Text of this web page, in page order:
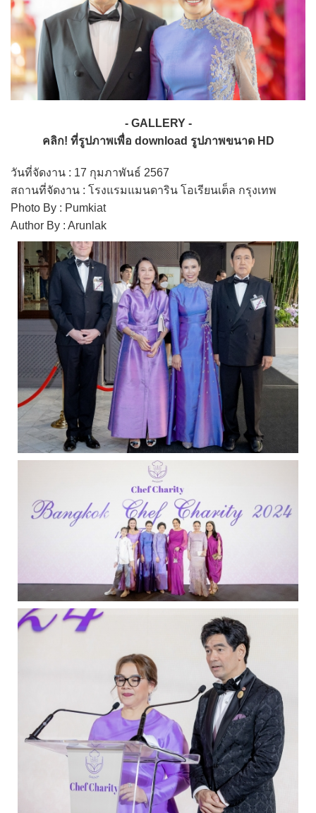
- GALLERY -
คลิก! ที่รูปภาพเพื่อ download รูปภาพขนาด HD
วันที่จัดงาน : 17 กุมภาพันธ์ 2567
สถานที่จัดงาน : โรงแรมแมนดาริน โอเรียนเต็ล กรุงเทพ
Photo By : Pumkiat
Author By : Arunlak